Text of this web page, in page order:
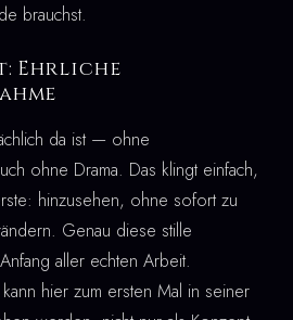
brauchst.
Ehrliche
da ist — ohne
ohne Drama. Das klingt einfach,
hinzusehen, ohne sofort zu
Genau diese stille
aller echten Arbeit.
hier zum ersten Mal in seiner